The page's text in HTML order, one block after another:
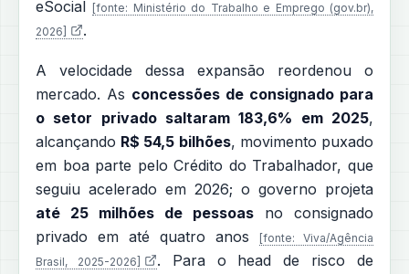
eSocial [fonte: Ministério do Trabalho e Emprego (gov.br),
2026]
.
A velocidade dessa expansão reordenou o
mercado. As concessões de consignado para
o setor privado saltaram 183,6% em 2025,
alcançando R$ 54,5 bilhões, movimento puxado
em boa parte pelo Crédito do Trabalhador, que
seguiu acelerado em 2026; o governo projeta
até 25 milhões de pessoas no consignado
privado em até quatro anos
[fonte: Viva/Agência
Brasil, 2025-2026]
. Para o head de risco de